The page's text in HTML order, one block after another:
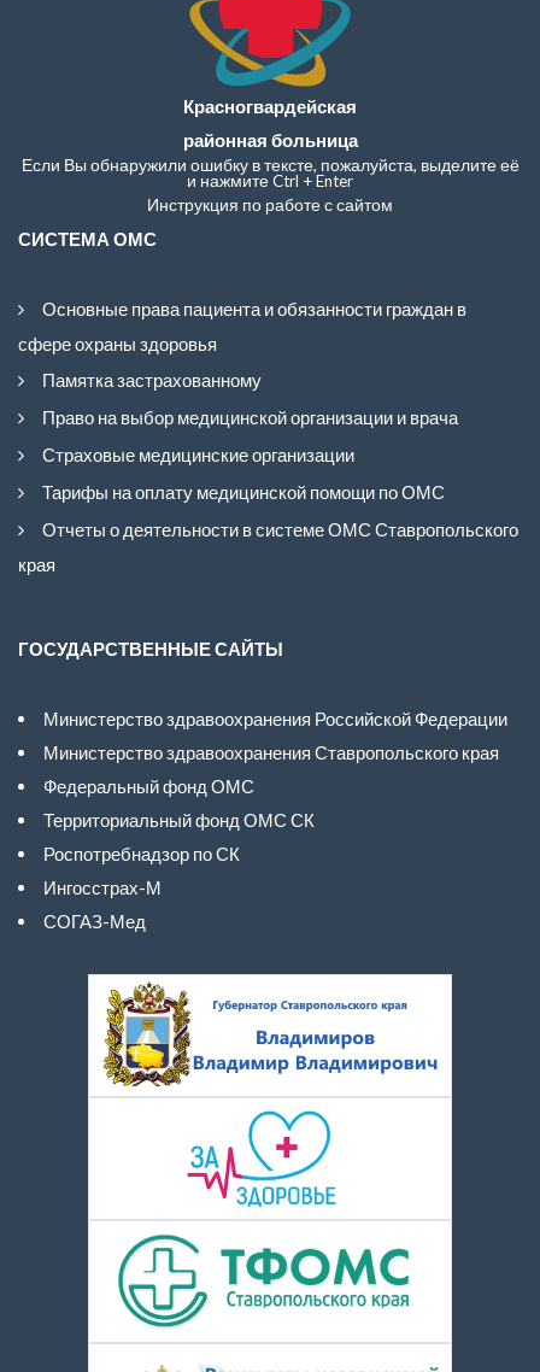
Красногвардейская
районная больница
Если Вы обнаружили ошибку в тексте, пожалуйста, выделите её
и нажмите Ctrl + Enter
Инструкция по работе с сайтом
СИСТЕМА ОМС
Основные права пациента и обязанности граждан в
сфере охраны здоровья
Памятка застрахованному
Право на выбор медицинской организации и врача
Страховые медицинские организации
Тарифы на оплату медицинской помощи по ОМС
Отчеты о деятельности в системе ОМС Ставропольского
края
ГОСУДАРСТВЕННЫЕ САЙТЫ
Министерство здравоохранения Российской Федерации
Министерство здравоохранения Ставропольского края
Федеральный фонд ОМС
Территориальный фонд ОМС СК
Роспотребнадзор по СК
Ингосстрах-М
СОГАЗ-Мед